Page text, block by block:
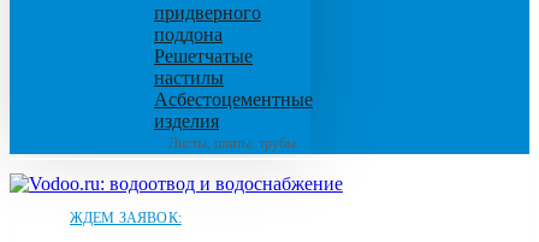
придверного
поддона
Решетчатые
настилы
Асбестоцементные
изделия
Листы, плиты, трубы
ЖДЕМ ЗАЯВОК: